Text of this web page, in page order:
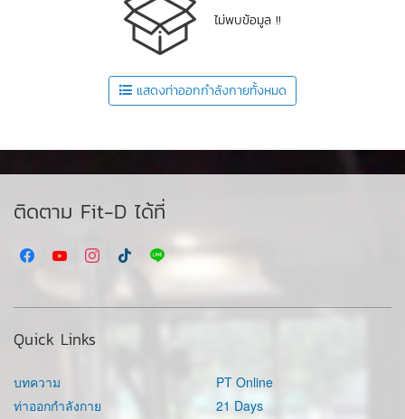
ไม่พบข้อมูล !!
แสดงท่าออกกำลังกายทั้งหมด
ติดตาม Fit-D ได้ที่
Quick Links
บทความ
ท่าออกกำลังกาย
PT Online
21 Days